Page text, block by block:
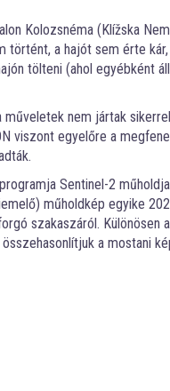
Kolozsnéma (Klížska
történt, a hajót sem érte
tölteni (ahol egyébként
nem jártak
viszont egyelőre a
Sentinel-2
műholdkép egyike
szakaszáról. Különösen
a mostani